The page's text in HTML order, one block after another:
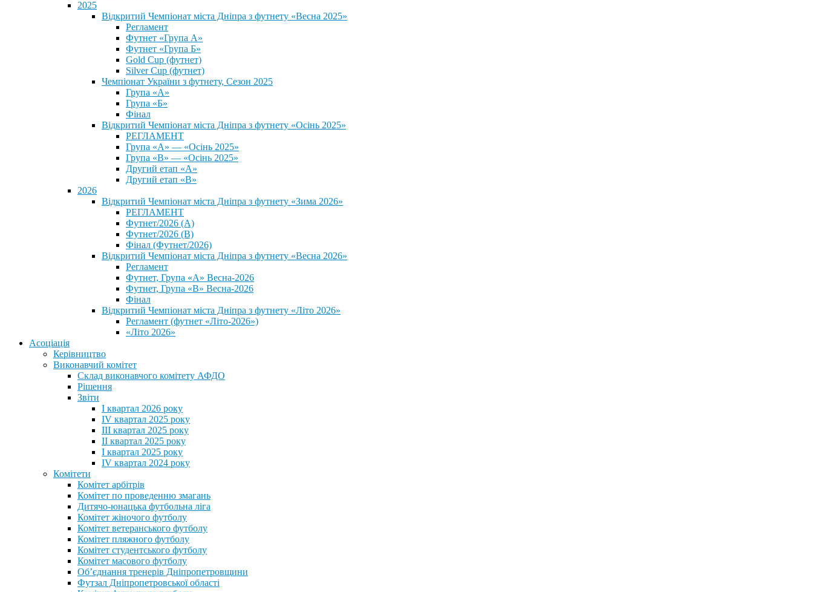
2025
Відкритий Чемпіонат міста Дніпра з футнету «Весна 2025»
Регламент
Футнет «Група А»
Футнет «Група Б»
Gold Cup (футнет)
Silver Cup (футнет)
Чемпіонат України з футнету, Сезон 2025
Група «А»
Група «Б»
Фінал
Відкритий Чемпіонат міста Дніпра з футнету «Осінь 2025»
РЕГЛАМЕНТ
Група «А» — «Осінь 2025»
Група «В» — «Осінь 2025»
Другий етап «А»
Другий етап «В»
2026
Відкритий Чемпіонат міста Дніпра з футнету «Зима 2026»
РЕГЛАМЕНТ
Футнет/2026 (А)
Футнет/2026 (В)
Фінал (Футнет/2026)
Відкритий Чемпіонат міста Дніпра з футнету «Весна 2026»
Регламент
Футнет, Група «А» Весна-2026
Футнет, Група «В» Весна-2026
Фінал
Відкритий Чемпіонат міста Дніпра з футнету «Літо 2026»
Регламент (футнет «Літо-2026»)
«Літо 2026»
Асоціація
Керівництво
Виконавчий комітет
Склад виконавчого комітету АФДО
Рішення
Звіти
I квартал 2026 року
IV квартал 2025 року
III квартал 2025 року
II квартал 2025 року
I квартал 2025 року
IV квартал 2024 року
Комітети
Комітет арбітрів
Комітет по проведенню змагань
Дитячо-юнацька футбольна ліга
Комітет жіночого футболу
Комітет ветеранського футболу
Комітет пляжного футболу
Комітет студентського футболу
Комітет масового футболу
Обʼєднання тренерів Дніпропетровщини
Футзал Дніпропетровської області